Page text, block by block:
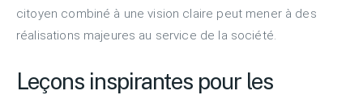
citoyen combiné à une vision claire peut mener à des
réalisations majeures au service de la société.
Leçons inspirantes pour les